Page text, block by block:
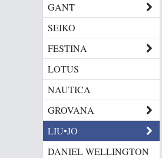
GANT
SEIKO
FESTINA
LOTUS
NAUTICA
GROVANA
LIU•JO
DANIEL WELLINGTON